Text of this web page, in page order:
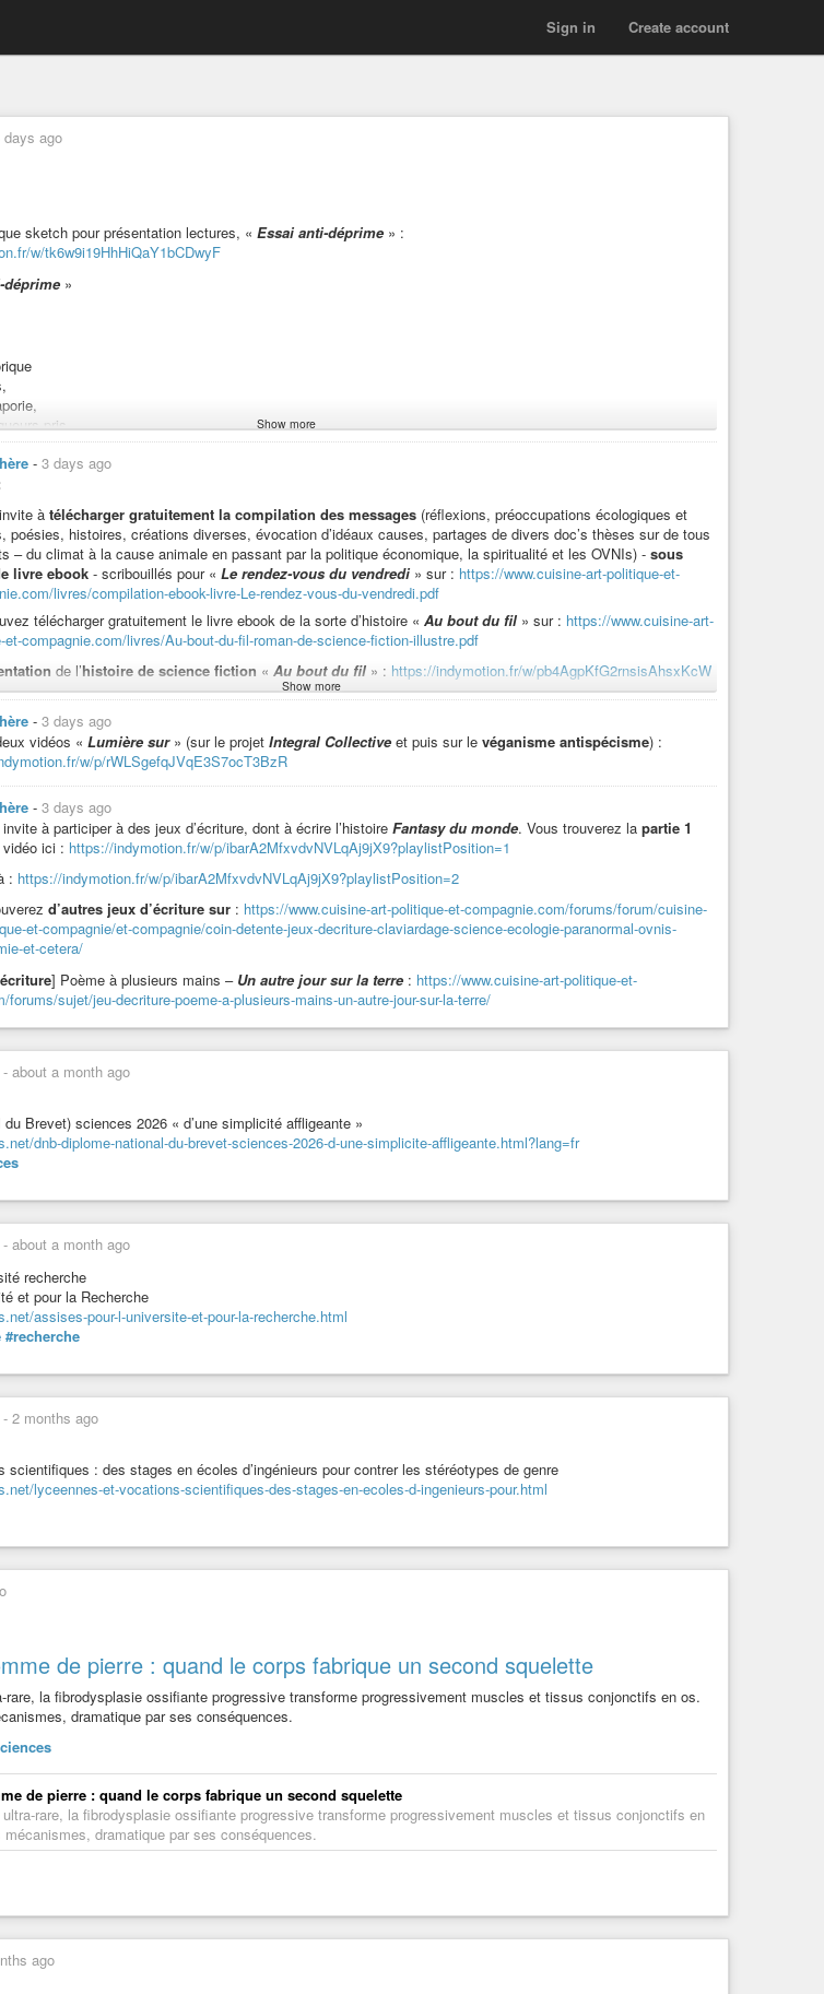
Create account
Sign in
days ago
sketch pour présentation lectures, « Essai anti-déprime » :
w/tk6w9i19HhHiQaY1bCDwyF
déprime »
pris.
autres «
dans l’eau
« Un repas (végan) chez un extraterrestre_» :
w/xuVbQGmHbhtXTPSPGA5LDH
musicale pourprésentations de livres:https://indymotion.fr/w/hYQScE5P55dyM9fmBWXB9Z
de la lecture pour cet été, et même au-delà, en toutes saisons.
du poème « Au temps de l’humeur ténébreuse» :https://indymotion.fr/w/gTdLPmDHDMvhK1Ab6hRSdS
du poème « Humeur à l’intention lucide
de l’épisode 9 de «Sur le front des urgences civilisationnelles» titré «Dangers caniculaires» :
w/p/poNs3xNm2top3kzYwfHBsn?playlistPosition=9
du premier chapitre du romanLes pages déchirées- Greendle et la plume chinée
w/p/8AS2zp7TPVxHrQznMy31ZJ?playlistPosition=1
bon début de mois d’août,
#poème #slam
#litterature #littérature
#politique #philosophie #environnement #ecologie
sketch pour présentation lectures, « Essai anti-déprime »
entre autres « En finir avec les idées fausses sur l'antispécisme », de Victor Duran-Le Peuch, auteur du
dans l'eau ». Texte lu : « Essai anti-dé...
Show more
- 3 days ago
à télécharger gratuitement la compilation des messages (réflexions, préoccupations écologiques et
poésies, histoires, créations diverses, évocation d’idéaux causes, partages de divers doc’s thèses sur de tous
– du climat à la cause animale en passant par la politique économique, la spiritualité et les OVNIs) - sous
livre ebook - scribouillés pour « Le rendez-vous du vendredi » sur : https://www.cuisine-art-politique-et-
livres/compilation-ebook-livre-Le-rendez-vous-du-vendredi.pdf
télécharger gratuitement le livre ebook de la sorte d’histoire « Au bout du fil » sur : https://www.cuisine-art-
et-compagnie.com/livres/Au-bout-du-fil-roman-de-science-fiction-illustre.pdf
de l’histoire de science fiction « Au bout du fil » : https://indymotion.fr/w/pb4AgpKfG2rnsisAhsxKcW
lecture pour tout écouter depuis le débutde la sorte d’histoire dont est extrait «Au bout du fil» :
w/p/jWBKt8zcJK9NQZgfzQ67cY?playlistPosition=1
zyeuter à partir de la lecture de « Au bout du fil»:
w/p/jWBKt8zcJK9NQZgfzQ67cY?playlistPosition=10
Show more
- 3 days ago
vidéos « Lumière sur» (sur le projet Integral Collective et puis sur le véganisme antispécisme) :
w/p/rWLSgefqJVqE3S7ocT3BzR
- 3 days ago
à participer à des jeux d’écriture, dont à écrire l’histoire Fantasy du monde. Vous trouverez la partie 1
ici : https://indymotion.fr/w/p/ibarA2MfxvdvNVLqAj9jX9?playlistPosition=1
: https://indymotion.fr/w/p/ibarA2MfxvdvNVLqAj9jX9?playlistPosition=2
d’autres jeux d’écriture sur : https://www.cuisine-art-politique-et-compagnie.com/forums/forum/cuisine-
et-compagnie/et-compagnie/coin-detente-jeux-decriture-claviardage-science-ecologie-paranormal-ovnis-
et-cetera/
] Poème à plusieurs mains – Un autre jour sur la terre : https://www.cuisine-art-politique-et-
forums/sujet/jeu-decriture-poeme-a-plusieurs-mains-un-autre-jour-sur-la-terre/
- about a month ago
Brevet) sciences 2026 « d’une simplicité affligeante »
dnb-diplome-national-du-brevet-sciences-2026-d-une-simplicite-affligeante.html?lang=fr
- about a month ago
recherche
et pour la Recherche
assises-pour-l-universite-et-pour-la-recherche.html
#recherche
- 2 months ago
scientifiques : des stages en écoles d’ingénieurs pour contrer les stéréotypes de genre
lyceennes-et-vocations-scientifiques-des-stages-en-ecoles-d-ingenieurs-pour.html
de pierre : quand le corps fabrique un second squelette
rare, la fibrodysplasie ossifiante progressive transforme progressivement muscles et tissus conjonctifs en os.
dramatique par ses conséquences.
de pierre : quand le corps fabrique un second squelette
ultra-rare, la fibrodysplasie ossifiante progressive transforme progressivement muscles et tissus conjonctifs en
dramatique par ses conséquences.
ago